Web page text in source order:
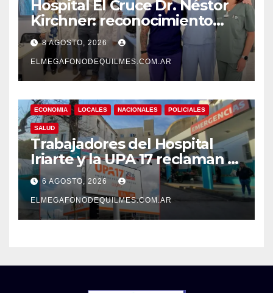
Hospital El Cruce Dr. Néstor
Kirchner: reconocimiento
internacional a la calidad de
su atención
8 AGOSTO, 2026
ELMEGAFONODEQUILMES.COM.AR
ECONOMIA LOCALES NACIONALES POLICIALES
SALUD
Trabajadores del Hospital
Iriarte y la UPA 17 reclaman el
pase a planta de becarios y
mejoras laborales
6 AGOSTO, 2026
ELMEGAFONODEQUILMES.COM.AR